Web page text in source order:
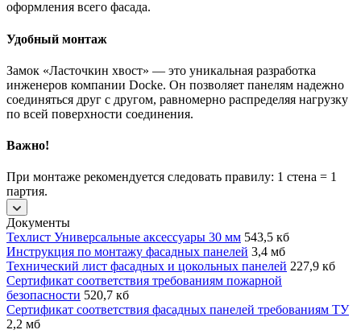
оформления всего фасада.
Удобный монтаж
Замок «Ласточкин хвост» — это уникальная разработка
инженеров компании Docke. Он позволяет панелям надежно
соединяться друг с другом, равномерно распределяя нагрузку
по всей поверхности соединения.
Важно!
При монтаже рекомендуется следовать правилу: 1 стена = 1
партия.
Документы
Техлист Универсальные аксессуары 30 мм 543,5 кб
Инструкция по монтажу фасадных панелей 3,4 мб
Технический лист фасадных и цокольных панелей 227,9 кб
Сертификат соответствия требованиям пожарной
безопасности 520,7 кб
Сертификат соответствия фасадных панелей требованиям ТУ
2,2 мб